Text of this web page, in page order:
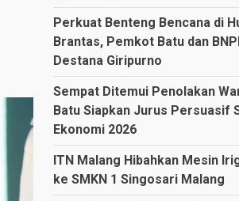
Perkuat Benteng Bencana di
Brantas, Pemkot Batu dan
Destana Giripurno
Sempat Ditemui Penolakan
Batu Siapkan Jurus Persuasif
Ekonomi 2026
ITN Malang Hibahkan Mesin
ke SMKN 1 Singosari Malang